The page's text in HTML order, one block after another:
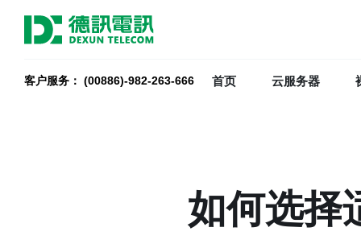
客户服务： (00886)-982-263-666 首页 云服务器
如何选择